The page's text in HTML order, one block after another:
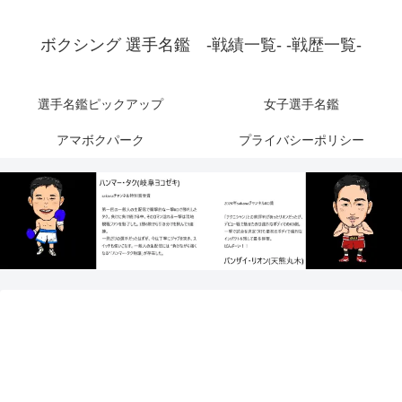
ボクシング 選手名鑑 -戦績一覧- -戦歴一覧-
選手名鑑ピックアップ 女子選手名鑑
アマボクパーク プライバシーポリシー